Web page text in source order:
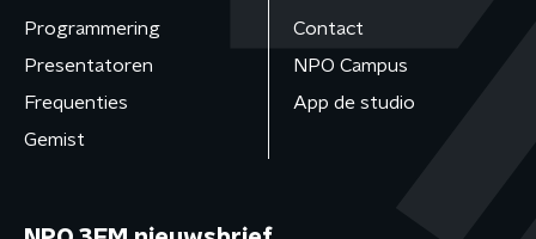
Programmering
Presentatoren
Frequenties
Gemist
Contact
NPO Campus
App de studio